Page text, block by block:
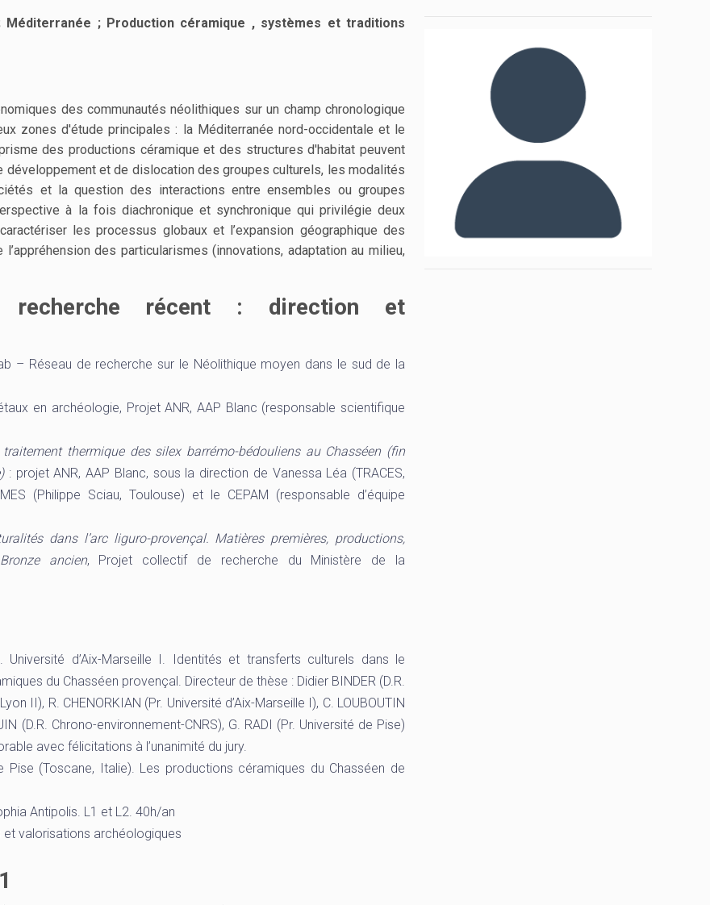
; Production céramique , systèmes et traditions
des communautés néolithiques sur un champ chronologique
zones d'étude principales : la Méditerranée nord-occidentale et le
des productions céramique et des structures d'habitat peuvent
développement et de dislocation des groupes culturels, les modalités
et la question des interactions entre ensembles ou groupes
à la fois diachronique et synchronique qui privilégie deux
les processus globaux et l’expansion géographique des
des particularismes (innovations, adaptation au milieu,
recherche récent : direction et
– Réseau de recherche sur le Néolithique moyen dans le sud de la
en archéologie, Projet ANR, AAP Blanc (responsable scientifique
thermique des silex barrémo-bédouliens au Chasséen (fin
: projet ANR, AAP Blanc, sous la direction de Vanessa Léa (TRACES,
(Philippe Sciau, Toulouse) et le CEPAM (responsable d’équipe
dans l’arc liguro-provençal. Matières premières, productions,
ancien, Projet collectif de recherche du Ministère de la
d’Aix-Marseille I. Identités et transferts culturels dans le
du Chasséen provençal. Directeur de thèse : Didier BINDER (D.R.
II), R. CHENORKIAN (Pr. Université d’Aix-Marseille I), C. LOUBOUTIN
(D.R. Chrono-environnement-CNRS), G. RADI (Pr. Université de Pise)
avec félicitations à l’unanimité du jury.
(Toscane, Italie). Les productions céramiques du Chasséen de
Antipolis. L1 et L2. 40h/an
et valorisations archéologiques